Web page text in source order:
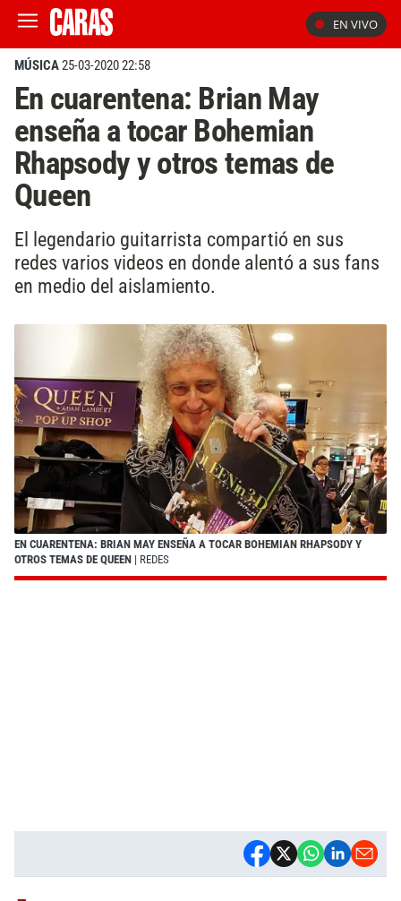
EN VIVO
MÚSICA25-03-2020 22:58
En cuarentena: Brian May
enseña a tocar Bohemian
Rhapsody y otros temas de
Queen
El legendario guitarrista compartió en sus
redes varios videos en donde alentó a sus fans
en medio del aislamiento.
EN CUARENTENA: BRIAN MAY ENSEÑA A TOCAR BOHEMIAN RHAPSODY Y
OTROS TEMAS DE QUEEN | REDES